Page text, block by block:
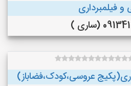
و فیلمبرداری
(ساری )
عروسی،کودک،فضاباز)